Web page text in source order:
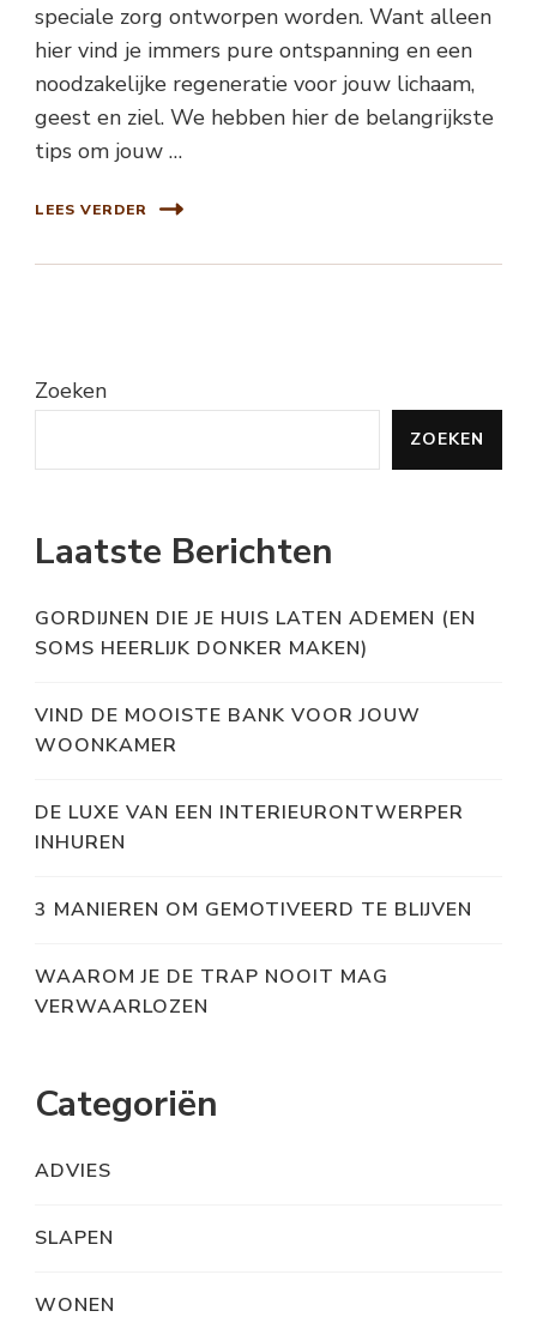
speciale zorg ontworpen worden. Want alleen
hier vind je immers pure ontspanning en een
noodzakelijke regeneratie voor jouw lichaam,
geest en ziel. We hebben hier de belangrijkste
tips om jouw …
LEES VERDER
Zoeken
ZOEKEN
Laatste Berichten
GORDIJNEN DIE JE HUIS LATEN ADEMEN (EN
SOMS HEERLIJK DONKER MAKEN)
VIND DE MOOISTE BANK VOOR JOUW
WOONKAMER
DE LUXE VAN EEN INTERIEURONTWERPER
INHUREN
3 MANIEREN OM GEMOTIVEERD TE BLIJVEN
WAAROM JE DE TRAP NOOIT MAG
VERWAARLOZEN
Categoriën
ADVIES
SLAPEN
WONEN